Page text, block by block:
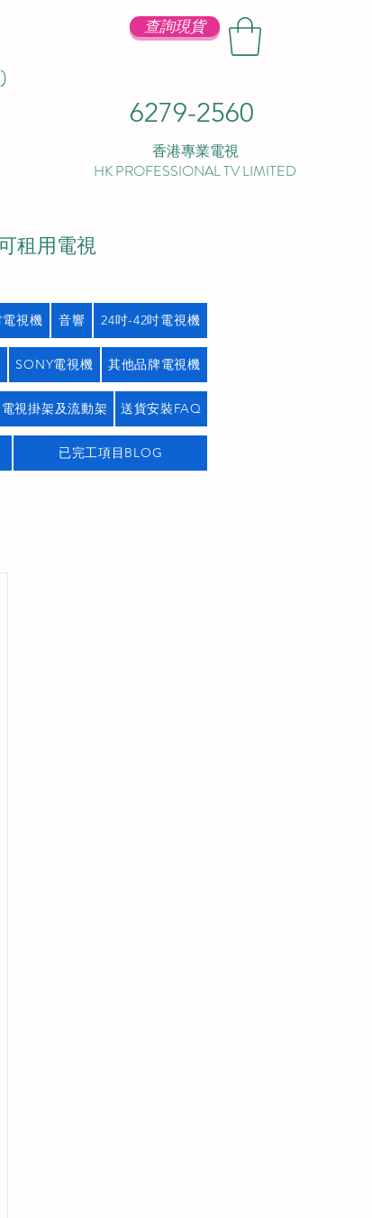
查詢現貨
6279-2560
香港專業電視
HK PROFESSIONAL TV LIMITED
租用電視
電視機 音響 24吋-42吋電視機
SONY電視機 其他品牌電視機
電視掛架及流動架 送貨安裝FAQ
已完工項目BLOG